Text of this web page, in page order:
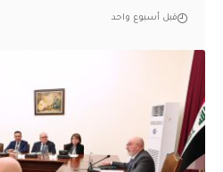
قبل أسبوع واحد